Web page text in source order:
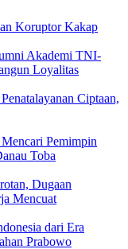
Koruptor Kakap
Akademi TNI-
Loyalitas
Ciptaan,
Pemimpin
Toba
Dugaan
Mencuat
dari Era
Prabowo